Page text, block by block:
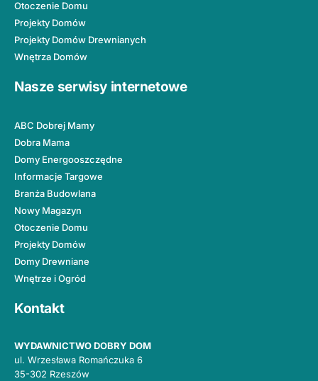
Otoczenie Domu
Projekty Domów
Projekty Domów Drewnianych
Wnętrza Domów
Nasze serwisy internetowe
ABC Dobrej Mamy
Dobra Mama
Domy Energooszczędne
Informacje Targowe
Branża Budowlana
Nowy Magazyn
Otoczenie Domu
Projekty Domów
Domy Drewniane
Wnętrze i Ogród
Kontakt
WYDAWNICTWO DOBRY DOM
ul. Wrzesława Romańczuka 6
35-302 Rzeszów